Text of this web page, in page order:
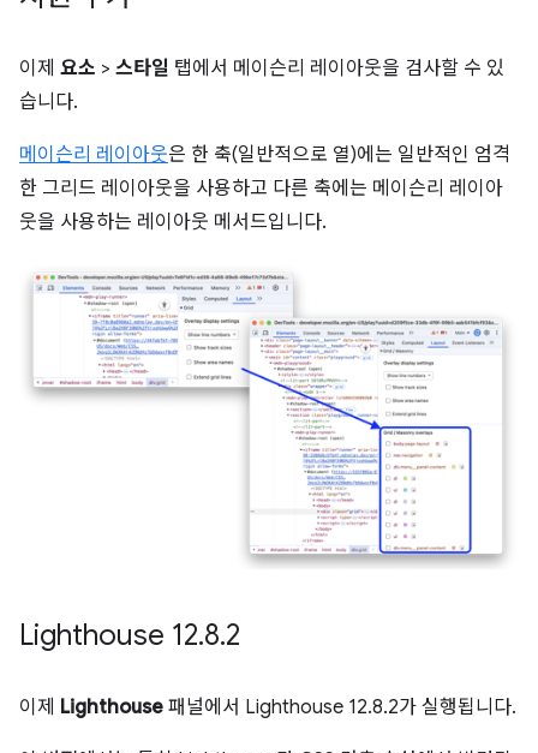
이제 요소 > 스타일 탭에서 메이슨리 레이아웃을 검사할 수 있
습니다.
메이슨리 레이아웃은 한 축(일반적으로 열)에는 일반적인 엄격
한 그리드 레이아웃을 사용하고 다른 축에는 메이슨리 레이아
웃을 사용하는 레이아웃 메서드입니다.
Lighthouse 12.8.2
이제 Lighthouse 패널에서 Lighthouse 12.8.2가 실행됩니다.